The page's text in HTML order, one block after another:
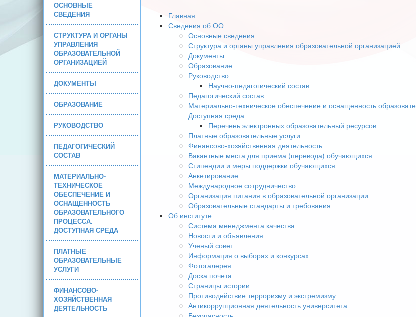
ОСНОВНЫЕ
СВЕДЕНИЯ
СТРУКТУРА И ОРГАНЫ
УПРАВЛЕНИЯ
ОБРАЗОВАТЕЛЬНОЙ
ОРГАНИЗАЦИЕЙ
ДОКУМЕНТЫ
ОБРАЗОВАНИЕ
РУКОВОДСТВО
ПЕДАГОГИЧЕСКИЙ
СОСТАВ
МАТЕРИАЛЬНО-
ТЕХНИЧЕСКОЕ
ОБЕСПЕЧЕНИЕ И
ОСНАЩЕННОСТЬ
ОБРАЗОВАТЕЛЬНОГО
ПРОЦЕССА.
ДОСТУПНАЯ СРЕДА
ПЛАТНЫЕ
ОБРАЗОВАТЕЛЬНЫЕ
УСЛУГИ
ФИНАНСОВО-
ХОЗЯЙСТВЕННАЯ
ДЕЯТЕЛЬНОСТЬ
Главная
Сведения об ОО
Основные сведения
Структура и органы управления образовательной организацией
Документы
Образование
Руководство
Научно-педагогический состав
Педагогический состав
Материально-техническое обеспечение и оснащенность
Доступная среда
Перечень электронных образовательный ресурсов
Платные образовательные услуги
Финансово-хозяйственная деятельность
Вакантные места для приема (перевода) обучающихся
Стипендии и меры поддержки обучающихся
Анкетирование
Международное сотрудничество
Организация питания в образовательной организации
Образовательные стандарты и требования
Об институте
Система менеджмента качества
Новости и объявления
Ученый совет
Информация о выборах и конкурсах
Фотогалерея
Доска почета
Страницы истории
Противодействие терроризму и экстремизму
Антикоррупционная деятельность университета